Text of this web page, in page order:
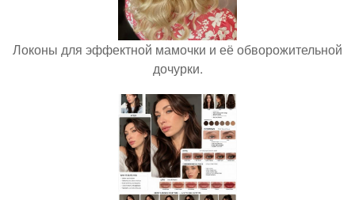
Локоны для эффектной мамочки и её обворожительной
дочурки.